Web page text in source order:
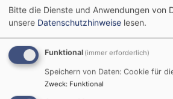
Seitennummerierung
Aktuelle
Seite
1 Seite
2
Nächste
Seite
Weiter >
Last
page
Ende »
Bitte die Dienste und Anwendungen
unsere Datenschutzhinweise lesen.
Funktional (immer erforderlich)
Speichern von Daten: Cookie für
Zweck: Funktional